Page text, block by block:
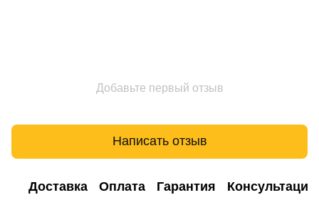
Добавьте первый отзыв
Написать отзыв
Доставка Оплата Гарантия Консультация